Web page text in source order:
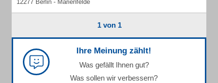
12277 Berlin - Marienfelde
1 von 1
Ihre Meinung zählt!
Was gefällt Ihnen gut?
Was sollen wir verbessern?